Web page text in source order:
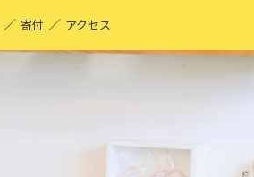
／ 寄付 ／ アクセス